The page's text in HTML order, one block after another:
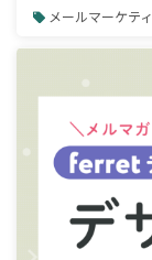
メールマーケテ